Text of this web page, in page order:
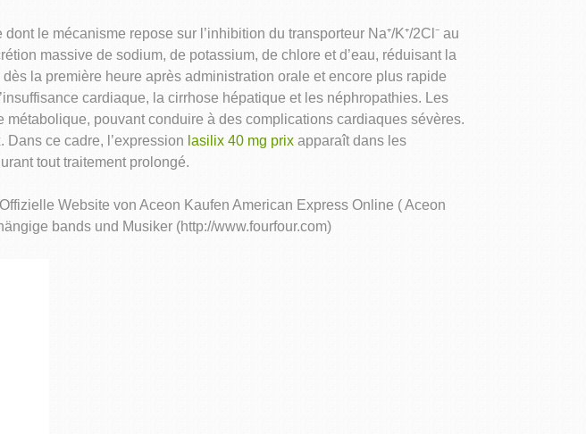
le mécanisme repose sur l’inhibition du transporteur Na⁺/K⁺/2Cl⁻ au
massive de sodium, de potassium, de chlore et d’eau, réduisant la
la première heure après administration orale et encore plus rapide
cardiaque, la cirrhose hépatique et les néphropathies. Les
pouvant conduire à des complications cardiaques sévères.
ce cadre, l’expression lasilix 40 mg prix apparaît dans les
tout traitement prolongé.
Website von Aceon Kaufen American Express Online ( Aceon
bands und Musiker (http://www.fourfour.com)